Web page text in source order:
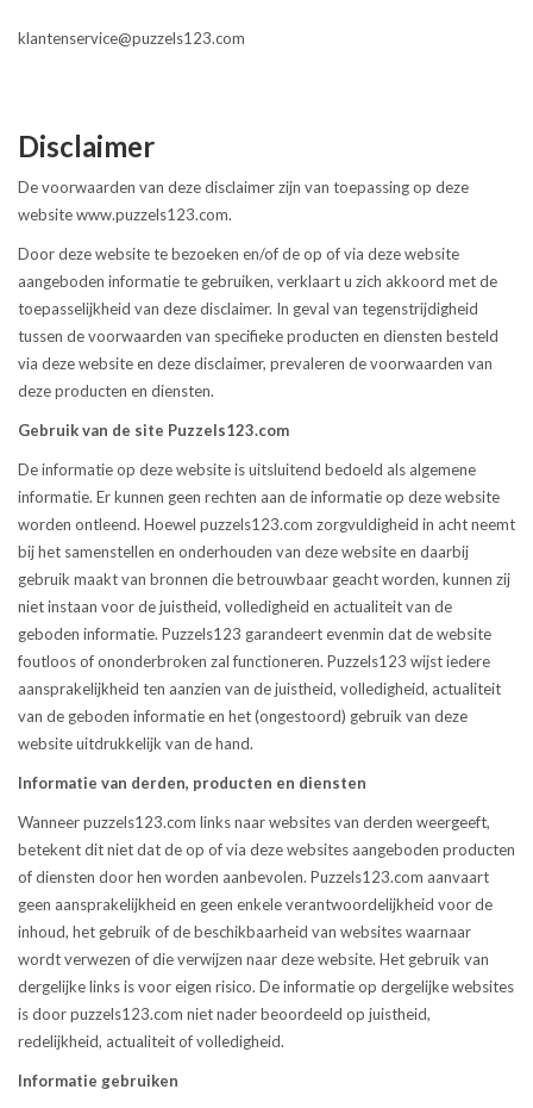
klantenservice@puzzels123.com
Disclaimer
De voorwaarden van deze disclaimer zijn van toepassing op deze
website www.puzzels123.com.
Door deze website te bezoeken en/of de op of via deze website
aangeboden informatie te gebruiken, verklaart u zich akkoord met de
toepasselijkheid van deze disclaimer. In geval van tegenstrijdigheid
tussen de voorwaarden van specifieke producten en diensten besteld
via deze website en deze disclaimer, prevaleren de voorwaarden van
deze producten en diensten.
Gebruik van de site Puzzels123.com
De informatie op deze website is uitsluitend bedoeld als algemene
informatie. Er kunnen geen rechten aan de informatie op deze website
worden ontleend. Hoewel puzzels123.com zorgvuldigheid in acht neemt
bij het samenstellen en onderhouden van deze website en daarbij
gebruik maakt van bronnen die betrouwbaar geacht worden, kunnen zij
niet instaan voor de juistheid, volledigheid en actualiteit van de
geboden informatie. Puzzels123 garandeert evenmin dat de website
foutloos of ononderbroken zal functioneren. Puzzels123 wijst iedere
aansprakelijkheid ten aanzien van de juistheid, volledigheid, actualiteit
van de geboden informatie en het (ongestoord) gebruik van deze
website uitdrukkelijk van de hand.
Informatie van derden, producten en diensten
Wanneer puzzels123.com links naar websites van derden weergeeft,
betekent dit niet dat de op of via deze websites aangeboden producten
of diensten door hen worden aanbevolen. Puzzels123.com aanvaart
geen aansprakelijkheid en geen enkele verantwoordelijkheid voor de
inhoud, het gebruik of de beschikbaarheid van websites waarnaar
wordt verwezen of die verwijzen naar deze website. Het gebruik van
dergelijke links is voor eigen risico. De informatie op dergelijke websites
is door puzzels123.com niet nader beoordeeld op juistheid,
redelijkheid, actualiteit of volledigheid.
Informatie gebruiken